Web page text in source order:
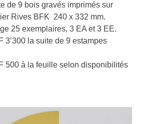
de 9 bois gravés imprimés sur
Rives BFK 240 x 332 mm.
25 exemplaires, 3 EA et 3 EE.
3’300 la suite de 9 estampes
500 à la feuille selon disponibilités